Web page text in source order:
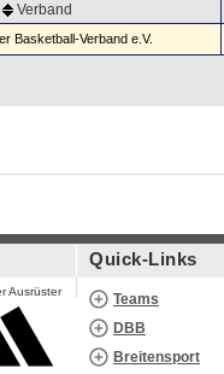
Verband
Basketball-Verband e.V.
Ausrüster
Quick-Links
Teams
DBB
Breitensport